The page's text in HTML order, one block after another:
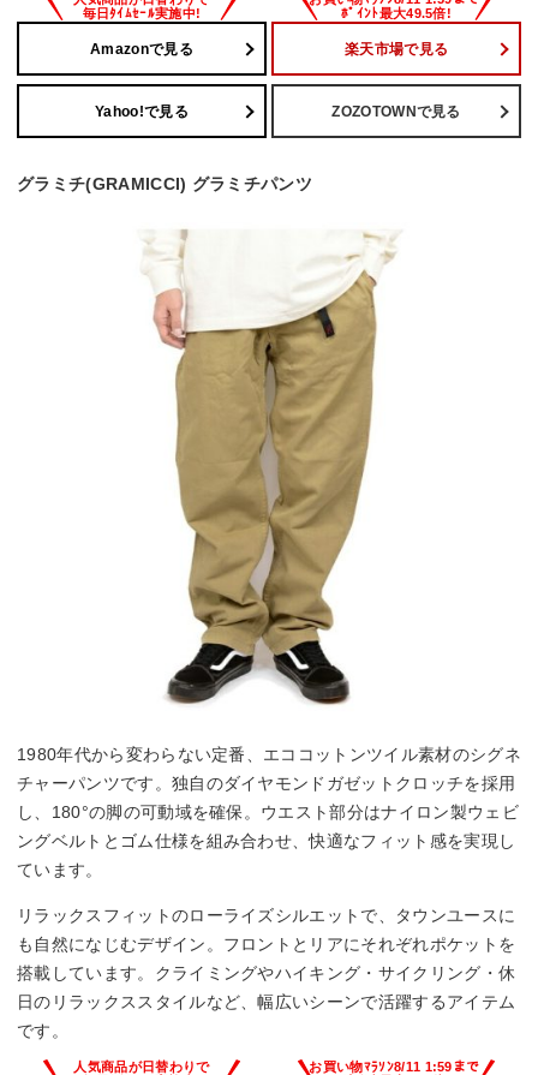
Amazonで見る 楽天市場で見る
Yahoo!で見る ZOZOTOWNで見る
グラミチ(GRAMICCI) グラミチパンツ
1980年代から変わらない定番、エココットンツイル素材のシグネ
チャーパンツです。独自のダイヤモンドガゼットクロッチを採用
し、180°の脚の可動域を確保。ウエスト部分はナイロン製ウェビ
ングベルトとゴム仕様を組み合わせ、快適なフィット感を実現し
ています。
リラックスフィットのローライズシルエットで、タウンユースに
も自然になじむデザイン。フロントとリアにそれぞれポケットを
搭載しています。クライミングやハイキング・サイクリング・休
日のリラックススタイルなど、幅広いシーンで活躍するアイテム
です。